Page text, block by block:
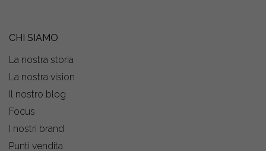
CHI SIAMO
La nostra storia
La nostra vision
Il nostro blog
Focus
I nostri brand
Punti vendita